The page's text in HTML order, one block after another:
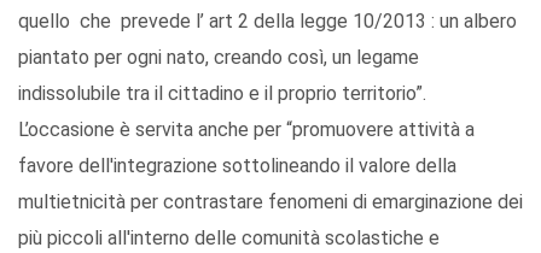
quello che prevede l’ art 2 della legge 10/2013 : un albero
piantato per ogni nato, creando così, un legame
indissolubile tra il cittadino e il proprio territorio”.
L’occasione è servita anche per “promuovere attività a
favore dell'integrazione sottolineando il valore della
multietnicità per contrastare fenomeni di emarginazione dei
più piccoli all'interno delle comunità scolastiche e